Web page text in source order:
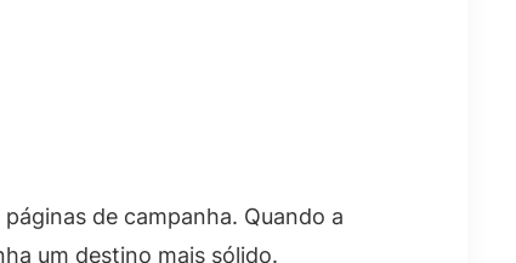
de campanha. Quando a
um destino mais sólido.